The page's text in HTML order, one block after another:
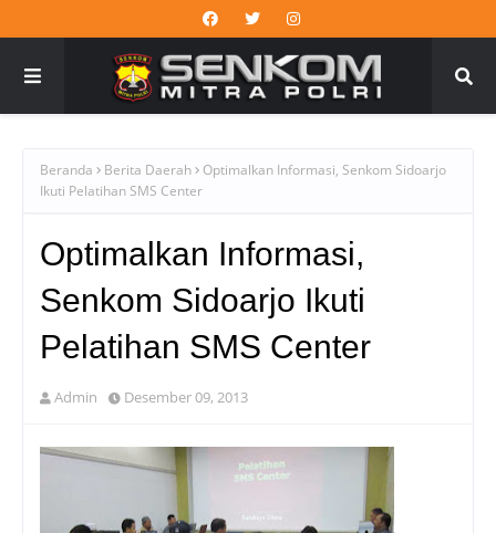
Beranda Berita Daerah
Optimalkan Informasi, Senkom Sidoarjo
Ikuti Pelatihan SMS Center
Optimalkan Informasi,
Senkom Sidoarjo Ikuti
Pelatihan SMS Center
Admin Desember 09, 2013